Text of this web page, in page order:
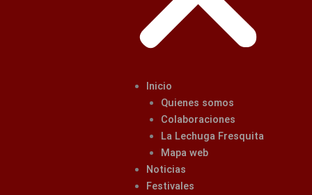
Inicio
Quienes somos
Colaboraciones
La Lechuga Fresquita
Mapa web
Noticias
Festivales